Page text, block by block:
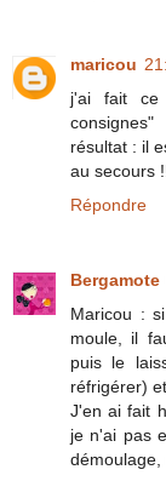
maricou
j'ai fait ce
consignes"
résultat : il
au secours
Répondre
Bergamote
Maricou :
moule, il
puis le
réfrigérer)
J'en ai fait
je n'ai pas
démoulage,